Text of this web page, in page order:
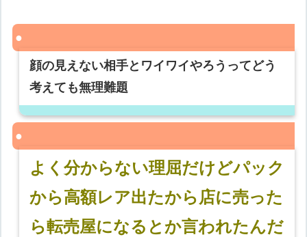
顔の見えない相手とワイワイやろうってどう
考えても無理難題
よく分からない理屈だけどパック
から高額レア出たから店に売った
ら転売屋になるとか言われたんだ